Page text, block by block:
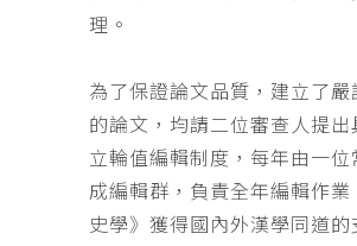
理。
為了保證論文品質，建立了
的論文，均請二位審查人提
立輪值編輯制度，每年由一
成編輯群，負責全年編輯作
史學》獲得國內外漢學同道